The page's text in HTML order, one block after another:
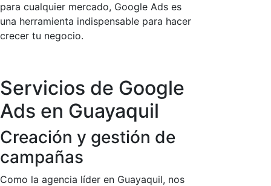
para cualquier mercado, Google Ads es
una herramienta indispensable para hacer
crecer tu negocio.
Servicios de Google
Ads en Guayaquil
Creación y gestión de
campañas
Como la agencia líder en Guayaquil, nos